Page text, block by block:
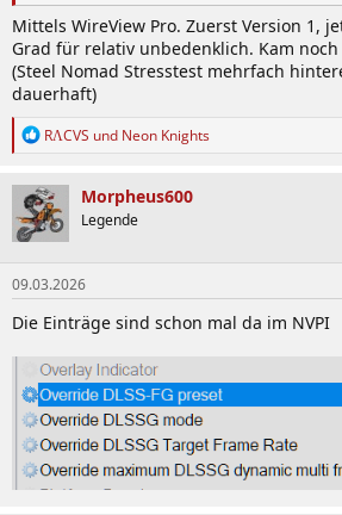
Mittels WireView Pro. Zuerst Version 1,
Grad für relativ unbedenklich. Kam
(Steel Nomad Stresstest mehrfach
dauerhaft)
R
k
t
i
o
n
e
n
:
RΛCVS und Neon Knights
Morpheus600
Legende
09.03.2026
Die Einträge sind schon mal da im NVPI